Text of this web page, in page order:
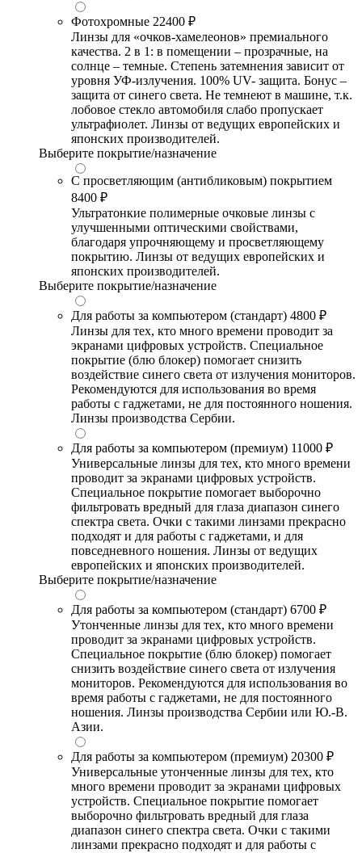
Фотохромные 22400 ₽
Линзы для «очков-хамелеонов» премиального
качества. 2 в 1: в помещении – прозрачные, на
солнце – темные. Степень затемнения зависит от
уровня УФ-излучения. 100% UV- защита. Бонус –
защита от синего света. Не темнеют в машине, т.к.
лобовое стекло автомобиля слабо пропускает
ультрафиолет. Линзы от ведущих европейских и
японских производителей.
Выберите покрытие/назначение
С просветляющим (антибликовым) покрытием
8400 ₽
Ультратонкие полимерные очковые линзы с
улучшенными оптическими свойствами,
благодаря упрочняющему и просветляющему
покрытию. Линзы от ведущих европейских и
японских производителей.
Выберите покрытие/назначение
Для работы за компьютером (стандарт) 4800 ₽
Линзы для тех, кто много времени проводит за
экранами цифровых устройств. Специальное
покрытие (блю блокер) помогает снизить
воздействие синего света от излучения мониторов.
Рекомендуются для использования во время
работы с гаджетами, не для постоянного ношения.
Линзы производства Сербии.
Для работы за компьютером (премиум) 11000 ₽
Универсальные линзы для тех, кто много времени
проводит за экранами цифровых устройств.
Специальное покрытие помогает выборочно
фильтровать вредный для глаза диапазон синего
спектра света. Очки с такими линзами прекрасно
подходят и для работы с гаджетами, и для
повседневного ношения. Линзы от ведущих
европейских и японских производителей.
Выберите покрытие/назначение
Для работы за компьютером (стандарт) 6700 ₽
Утонченные линзы для тех, кто много времени
проводит за экранами цифровых устройств.
Специальное покрытие (блю блокер) помогает
снизить воздействие синего света от излучения
мониторов. Рекомендуются для использования во
время работы с гаджетами, не для постоянного
ношения. Линзы производства Сербии или Ю.-В.
Азии.
Для работы за компьютером (премиум) 20300 ₽
Универсальные утонченные линзы для тех, кто
много времени проводит за экранами цифровых
устройств. Специальное покрытие помогает
выборочно фильтровать вредный для глаза
диапазон синего спектра света. Очки с такими
линзами прекрасно подходят и для работы с